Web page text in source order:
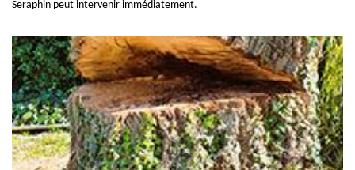
Seraphin peut intervenir immédiatement.